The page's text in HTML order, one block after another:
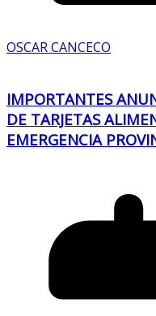
OSCAR CANCECO
IMPORTANTES
DE TARJETAS
EMERGENCIA